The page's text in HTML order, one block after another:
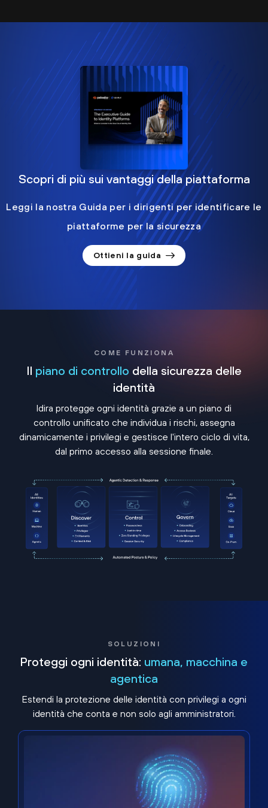
Scopri di più sui vantaggi della piattaforma
Leggi la nostra Guida per i dirigenti per identificare le
piattaforme per la sicurezza
Ottieni la guida
COME FUNZIONA
Il piano di controllo della sicurezza delle
identità
Idira protegge ogni identità grazie a un piano di
controllo unificato che individua i rischi, assegna
dinamicamente i privilegi e gestisce l'intero ciclo di vita,
dal primo accesso alla sessione finale.
SOLUZIONI
Proteggi ogni identità: umana, macchina e
agentica
Estendi la protezione delle identità con privilegi a ogni
identità che conta e non solo agli amministratori.